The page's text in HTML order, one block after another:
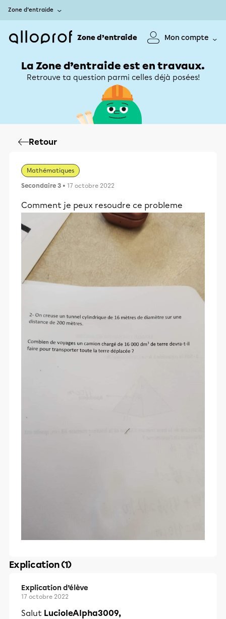
Zone d’entraide
Zone d’entraide Mon compte
La Zone d’entraide est en travaux.
Retrouve ta question parmi celles déjà posées!
Retour
Mathématiques
Secondaire 3 • 17 octobre 2022
Comment je peux resoudre ce probleme
Explication (1)
Explication d’élève
17 octobre 2022
Salut LucioleAlpha3009,